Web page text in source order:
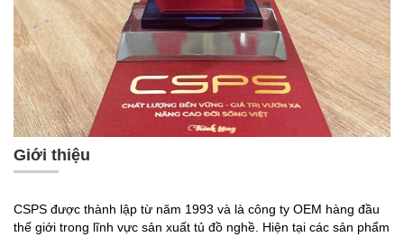
Giới thiệu
CSPS được thành lập từ năm 1993 và là công ty OEM hàng đầu
thế giới trong lĩnh vực sản xuất tủ đồ nghề. Hiện tại các sản phẩm